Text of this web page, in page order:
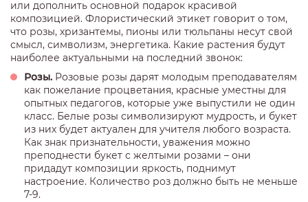
или дополнить основной подарок красивой
композицией. Флористический этикет говорит о том,
что розы, хризантемы, пионы или тюльпаны несут свой
смысл, символизм, энергетика. Какие растения будут
наиболее актуальными на последний звонок:
Розы. Розовые розы дарят молодым преподавателям
как пожелание процветания, красные уместны для
опытных педагогов, которые уже выпустили не один
класс. Белые розы символизируют мудрость, и букет
из них будет актуален для учителя любого возраста.
Как знак признательности, уважения можно
преподнести букет с желтыми розами – они
придадут композиции яркость, поднимут
настроение. Количество роз должно быть не меньше
7-9.